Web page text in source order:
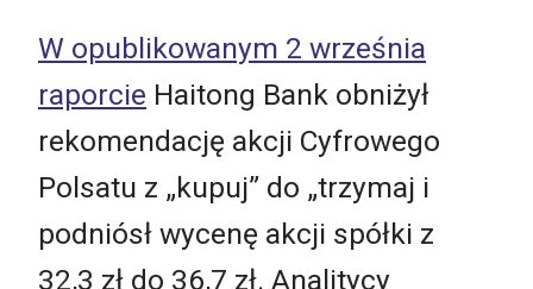
W opublikowanym 2 września
raporcie Haitong Bank obniżył
rekomendację akcji Cyfrowego
Polsatu z „kupuj” do „trzymaj i
podniósł wycenę akcji spółki z
32,3 zł do 36,7 zł. Analitycy